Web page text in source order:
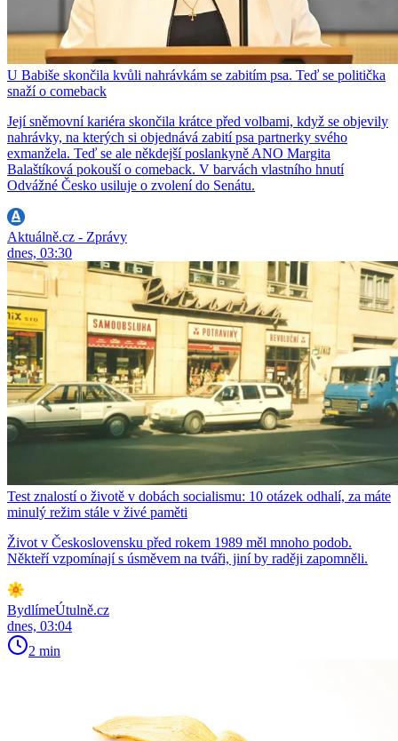
U Babiše skončila kvůli nahrávkám se zabitím psa. Teď se politička
snaží o comeback
Její sněmovní kariéra skončila krátce před volbami, když se objevily
nahrávky, na kterých si objednává zabití psa partnerky svého
exmanžela. Teď se ale někdejší poslankyně ANO Margita
Balaštíková pokouší o comeback. V barvách vlastního hnutí
Odvážné Česko usiluje o zvolení do Senátu.
Aktuálně.cz - Zprávy
dnes, 03:30
Test znalostí o životě v dobách socialismu: 10 otázek odhalí, za máte
minulý režim stále v živé paměti
Život v Československu před rokem 1989 měl mnoho podob.
Někteří vzpomínají s úsměvem na tváři, jiní by raději zapomněli.
BydlímeÚtulně.cz
dnes, 03:04
2 min